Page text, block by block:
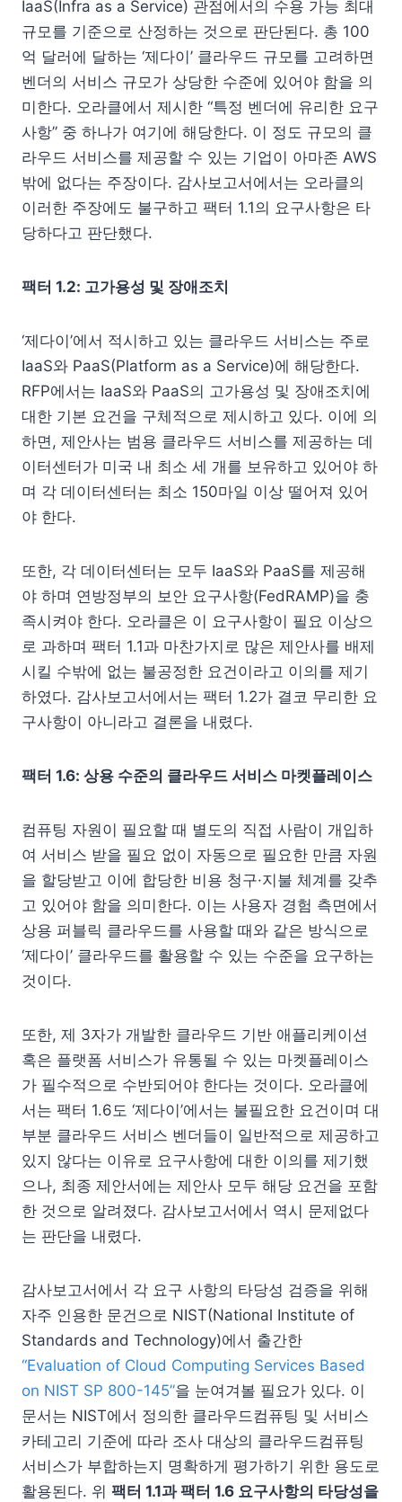
IaaS(Infra as a Service) 관점에서의 수용 가능 최대
규모를 기준으로 산정하는 것으로 판단된다. 총 100
억 달러에 달하는 ‘제다이’ 클라우드 규모를 고려하면
벤더의 서비스 규모가 상당한 수준에 있어야 함을 의
미한다. 오라클에서 제시한 “특정 벤더에 유리한 요구
사항” 중 하나가 여기에 해당한다. 이 정도 규모의 클
라우드 서비스를 제공할 수 있는 기업이 아마존 AWS
밖에 없다는 주장이다. 감사보고서에서는 오라클의
이러한 주장에도 불구하고 팩터 1.1의 요구사항은 타
당하다고 판단했다.
팩터 1.2: 고가용성 및 장애조치
‘제다이’에서 적시하고 있는 클라우드 서비스는 주로
IaaS와 PaaS(Platform as a Service)에 해당한다.
RFP에서는 IaaS와 PaaS의 고가용성 및 장애조치에
대한 기본 요건을 구체적으로 제시하고 있다. 이에 의
하면, 제안사는 범용 클라우드 서비스를 제공하는 데
이터센터가 미국 내 최소 세 개를 보유하고 있어야 하
며 각 데이터센터는 최소 150마일 이상 떨어져 있어
야 한다.
또한, 각 데이터센터는 모두 IaaS와 PaaS를 제공해
야 하며 연방정부의 보안 요구사항(FedRAMP)을 충
족시켜야 한다. 오라클은 이 요구사항이 필요 이상으
로 과하며 팩터 1.1과 마찬가지로 많은 제안사를 배제
시킬 수밖에 없는 불공정한 요건이라고 이의를 제기
하였다. 감사보고서에서는 팩터 1.2가 결코 무리한 요
구사항이 아니라고 결론을 내렸다.
팩터 1.6: 상용 수준의 클라우드 서비스 마켓플레이스
컴퓨팅 자원이 필요할 때 별도의 직접 사람이 개입하
여 서비스 받을 필요 없이 자동으로 필요한 만큼 자원
을 할당받고 이에 합당한 비용 청구·지불 체계를 갖추
고 있어야 함을 의미한다. 이는 사용자 경험 측면에서
상용 퍼블릭 클라우드를 사용할 때와 같은 방식으로
‘제다이’ 클라우드를 활용할 수 있는 수준을 요구하는
것이다.
또한, 제 3자가 개발한 클라우드 기반 애플리케이션
혹은 플랫폼 서비스가 유통될 수 있는 마켓플레이스
가 필수적으로 수반되어야 한다는 것이다. 오라클에
서는 팩터 1.6도 ‘제다이’에서는 불필요한 요건이며 대
부분 클라우드 서비스 벤더들이 일반적으로 제공하고
있지 않다는 이유로 요구사항에 대한 이의를 제기했
으나, 최종 제안서에는 제안사 모두 해당 요건을 포함
한 것으로 알려졌다. 감사보고서에서 역시 문제없다
는 판단을 내렸다.
감사보고서에서 각 요구 사항의 타당성 검증을 위해
자주 인용한 문건으로 NIST(National Institute of
Standards and Technology)에서 출간한
“Evaluation of Cloud Computing Services Based
on NIST SP 800-145”을 눈여겨볼 필요가 있다. 이
문서는 NIST에서 정의한 클라우드컴퓨팅 및 서비스
카테고리 기준에 따라 조사 대상의 클라우드컴퓨팅
서비스가 부합하는지 명확하게 평가하기 위한 용도로
활용된다. 위 팩터 1.1과 팩터 1.6 요구사항의 타당성을